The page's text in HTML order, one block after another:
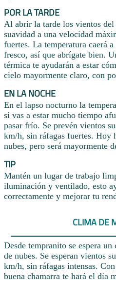
POR LA TARDE
Al abrir la tarde los vientos del
suavidad a una velocidad
fuertes. La temperatura caerá
fresco, así que abrígate bien.
térmica te ayudarán a estar
cielo mayormente claro, con
EN LA NOCHE
En el lapso nocturno la
si vas a estar mucho tiempo
pasar frío. Se prevén vientos
km/h, sin ráfagas fuertes. Hoy
nubes, pero será mayormente
TIP
Mantén un lugar de trabajo
iluminación y ventilado, esto
correctamente y mejorar tu
CLIMA DE
Desde tempranito se espera
de nubes. Se esperan vientos
km/h, sin ráfagas intensas.
buena chamarra te hará el día